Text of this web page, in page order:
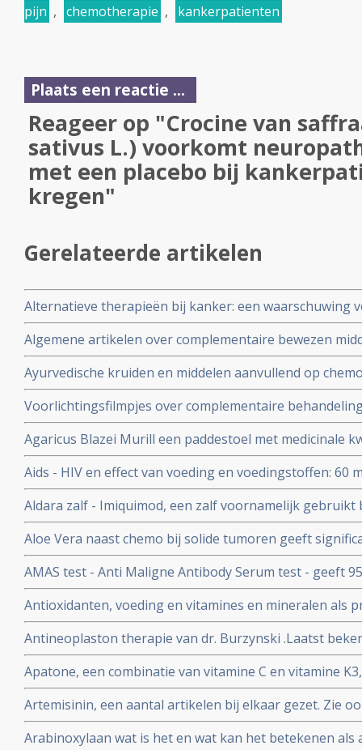
pijn , chemotherapie , kankerpatienten
Plaats een reactie ...
Reageer op "Crocine van
sativus L.) voorkomt
met een placebo bij
kregen"
Gerelateerde artikelen
Alternatieve therapieën bij kanker: een waarschuwing
Algemene artikelen over complementaire bewezen
Ayurvedische kruiden en middelen aanvullend op
bijwerkingen zoals vermoeidheid, overgeven en
chemotherapie bij kankerpatiënten met verschillende
stadium, orgaan enz.
Voorlichtingsfilmpjes over complementaire
voedingsuppletie als preventie en aanvullende
Agaricus Blazei Murill een paddestoel met medicinale
Aids - HIV en effect van voeding en voedingstoffen: 60
vitamine A per dag gegeven aan kinderen besmet met
minder sterfte gerekend over periodes van drie
Aldara zalf - Imiquimod, een zalf voornamelijk
huidkanker en andere huid aandoeningen zoals
Aloe Vera naast chemo bij solide tumoren geeft
tumoren en geeft mediaan langere levensduur. Blijkt
studie. Artikel geplaatst 9 maart 2010
AMAS test - Anti Maligne Antibody Serum test - geeft
van vroege primaire borstkanker en 99% voor
borstkanker, maar de AMAS test geldt ook voor
betrouwbare diagnose.
Antioxidanten, voeding en vitamines en mineralen als
kanker: een aantal belangrijke studies en artikelen bij
Antineoplaston therapie van dr. Burzynski .Laatst
Burzinky's antineoplastontherapie bij vooral
darmkanker en andere kankersoorten
Apatone, een combinatie van vitamine C en vitamine
prostaatkanker, endometriosekanker, eierstokkanker
via autoschizis, geactiveerde celdood
Artemisinin, een aantal artikelen bij elkaar gezet. Zie
complemenatair voor veel meer informatie over TCM
vele vormen van kanker
Arabinoxylaan wat is het en wat kan het betekenen als